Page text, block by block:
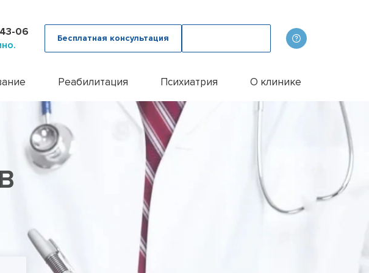
06
Бесплатная консультация
Аквилонг
алкоголизма на дому
алкоголизма уколом
алкоголизма вшиванием ампулы
Двойной Блок
гипнозом
наркозависимости
от алкоголизма
от алкоголизма Эспераль
по методу Довженко
Реабилитация
Day Top
Реабилитации алкоголиков
Реабилитация наркозависимых
Психиатрия
Консультация психолога
Лечение алкоголизма с психологом
Лечение анорексии
Лечение бессонницы
Лечение бессонницы у пожилых людей
Лечение бессонницы у женщин
Лечение биполярного расстройства
Лечение деменции
Лечение депрессии
Лечение дисморфофобии
Лечение игромании
О клинике
Наши врачи
Фотогалерея
Лицензии и сертификаты
Отзывы
Цены
Контакты